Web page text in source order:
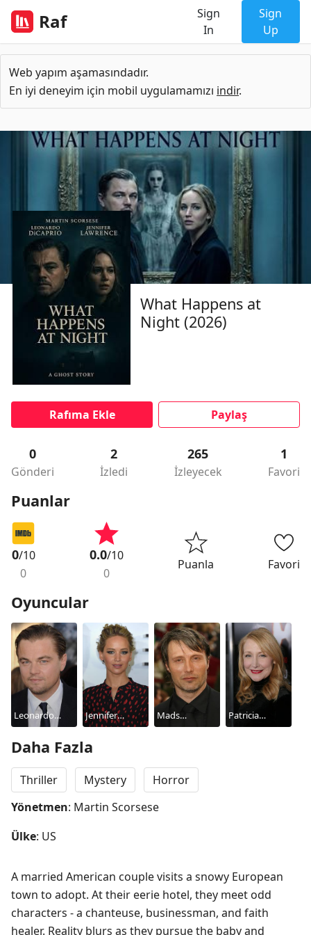
Raf
Sign
In
Sign
Up
Web yapım aşamasındadır.
En iyi deneyim için mobil uygulamamızı indir.
What Happens at
Night (2026)
Rafıma Ekle Paylaş
0
Gönderi
2
İzledi
265
İzleyecek
1
Favori
Puanlar
0/10
0
0.0/10
0
Puanla Favori
Oyuncular
Leonardo
Jennifer
Mads
Patricia
Daha Fazla
Thriller Mystery
Horror
Yönetmen: Martin Scorsese
Ülke: US
A married American couple visits a snowy European
town to adopt. At their eerie hotel, they meet odd
characters - a chanteuse, businessman, and faith
healer. Reality blurs as they pursue the baby and